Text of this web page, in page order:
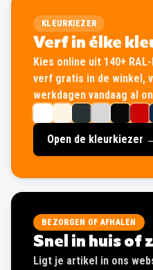
KLEURKIEZER
Verf in élke
Kies online uit 140+
verf gratis in de winkel,
werkdagen vandaag al
Open de kleurkiezer
BEZORGEN OF AFHALEN
Snel in huis of
Ligt je artikel in ons